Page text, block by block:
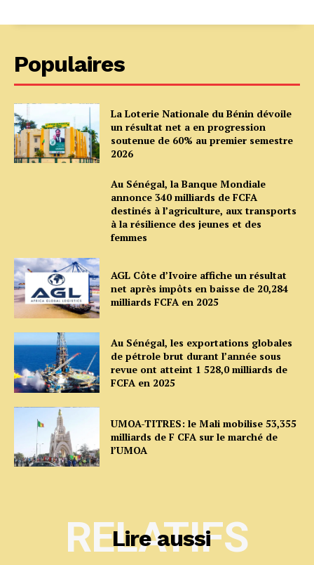
Populaires
La Loterie Nationale du Bénin dévoile
un résultat net a en progression
soutenue de 60% au premier semestre
2026
Au Sénégal, la Banque Mondiale
annonce 340 milliards de FCFA
destinés à l’agriculture, aux transports
à la résilience des jeunes et des
femmes
AGL Côte d’Ivoire affiche un résultat
net après impôts en baisse de 20,284
milliards FCFA en 2025
Au Sénégal, les exportations globales
de pétrole brut durant l’année sous
revue ont atteint 1 528,0 milliards de
FCFA en 2025
UMOA-TITRES: le Mali mobilise 53,355
milliards de F CFA sur le marché de
l’UMOA
Lire aussi
RELATIFS